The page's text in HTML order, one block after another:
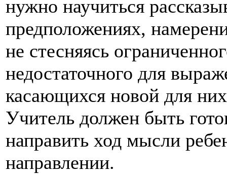
нужно научиться
предположениях,
не стесняясь
недостаточного для
касающихся новой для
Учитель должен быть
направить ход мысли
направлении.